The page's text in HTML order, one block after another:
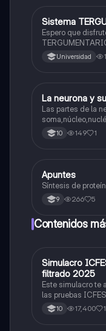
Biologia
Sistema
Espero que
Universidad
Biologia
La neurona y
Las partes de la
mielina,celula
Ranvier,terminal
10 149 1
Biologia
Apuntes
Síntesis de
9 266 5
Contenidos
ICFES:
Simulacro
filtrado 2025
Este simulacro te
las pruebas
500/500. Y
quieras, estudiar
10 17,400